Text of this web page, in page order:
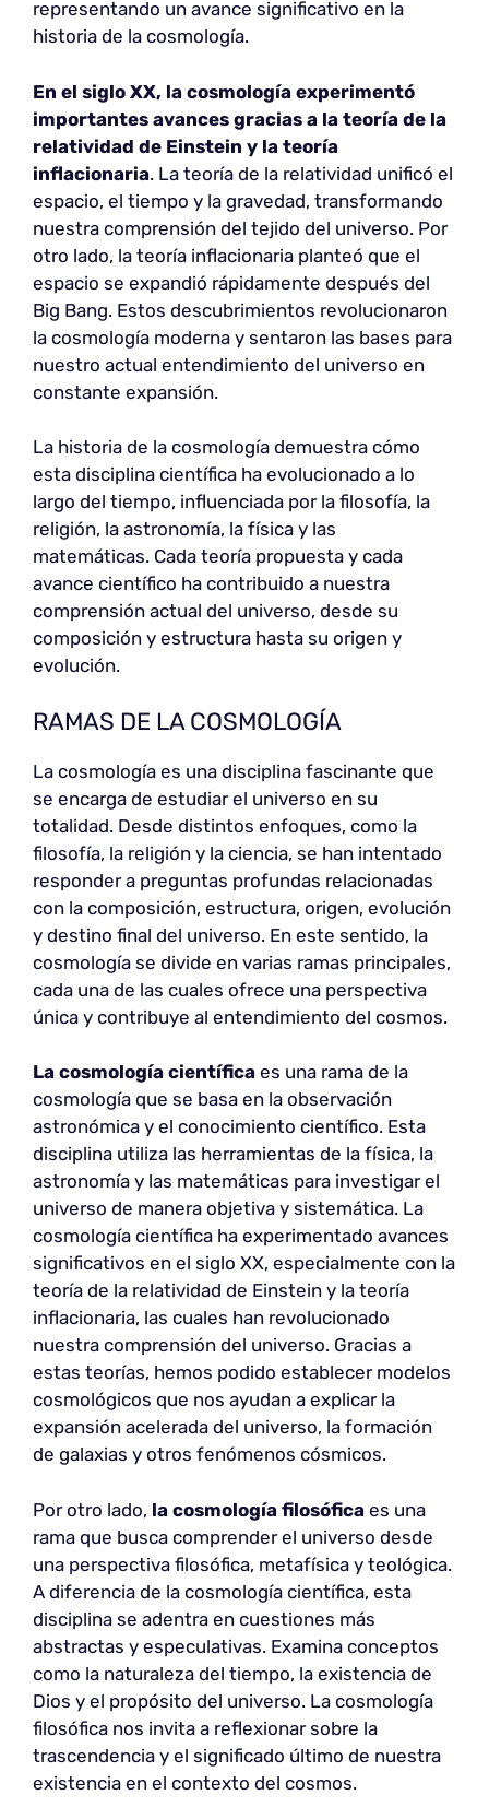
representando un avance significativo en la
historia de la cosmología.
En el siglo XX, la cosmología experimentó
importantes avances gracias a la teoría de la
relatividad de Einstein y la teoría
inflacionaria. La teoría de la relatividad unificó el
espacio, el tiempo y la gravedad, transformando
nuestra comprensión del tejido del universo. Por
otro lado, la teoría inflacionaria planteó que el
espacio se expandió rápidamente después del
Big Bang. Estos descubrimientos revolucionaron
la cosmología moderna y sentaron las bases para
nuestro actual entendimiento del universo en
constante expansión.
La historia de la cosmología demuestra cómo
esta disciplina científica ha evolucionado a lo
largo del tiempo, influenciada por la filosofía, la
religión, la astronomía, la física y las
matemáticas. Cada teoría propuesta y cada
avance científico ha contribuido a nuestra
comprensión actual del universo, desde su
composición y estructura hasta su origen y
evolución.
RAMAS DE LA COSMOLOGÍA
La cosmología es una disciplina fascinante que
se encarga de estudiar el universo en su
totalidad. Desde distintos enfoques, como la
filosofía, la religión y la ciencia, se han intentado
responder a preguntas profundas relacionadas
con la composición, estructura, origen, evolución
y destino final del universo. En este sentido, la
cosmología se divide en varias ramas principales,
cada una de las cuales ofrece una perspectiva
única y contribuye al entendimiento del cosmos.
La cosmología científica es una rama de la
cosmología que se basa en la observación
astronómica y el conocimiento científico. Esta
disciplina utiliza las herramientas de la física, la
astronomía y las matemáticas para investigar el
universo de manera objetiva y sistemática. La
cosmología científica ha experimentado avances
significativos en el siglo XX, especialmente con la
teoría de la relatividad de Einstein y la teoría
inflacionaria, las cuales han revolucionado
nuestra comprensión del universo. Gracias a
estas teorías, hemos podido establecer modelos
cosmológicos que nos ayudan a explicar la
expansión acelerada del universo, la formación
de galaxias y otros fenómenos cósmicos.
Por otro lado, la cosmología filosófica es una
rama que busca comprender el universo desde
una perspectiva filosófica, metafísica y teológica.
A diferencia de la cosmología científica, esta
disciplina se adentra en cuestiones más
abstractas y especulativas. Examina conceptos
como la naturaleza del tiempo, la existencia de
Dios y el propósito del universo. La cosmología
filosófica nos invita a reflexionar sobre la
trascendencia y el significado último de nuestra
existencia en el contexto del cosmos.